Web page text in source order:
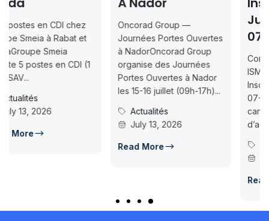
et
(1
Oncorad Group —
Journées Portes Ouvertes
à NadorOncorad Group
organise des Journées
Portes Ouvertes à Nador
les 15-16 juillet (09h-17h)...
Jusqu’au
07-18
Concours d’accès L1
ISMAC Rabat &
Inscription jusqu’au
07-18ISMAC ouvre
candidatures au
d’accès en L1 pour...
Concours Post-